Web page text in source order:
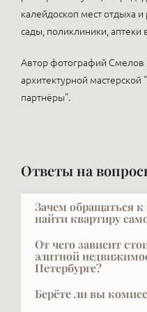
калейдоскоп мест отдыха
сады, поликлиники, аптеки
Автор фотографий Смелов
архитектурной мастерской
партнёры".
Ответы на
Зачем обращаться
найти квартиру
Показательный факт:
продают через
сами не всегда
покупатель: на него
От чего зависит
элитной
Петербурге?
Как известно, главное
место. Дорогих мест
Берёте ли вы